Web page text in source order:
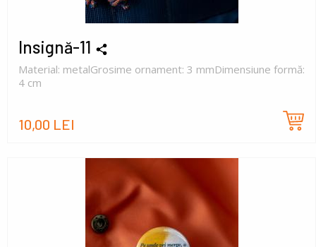
Insignă-11
Material: metalGrosime ornament: 3 mmDimensiune formă:
4 cm
10,00 LEI